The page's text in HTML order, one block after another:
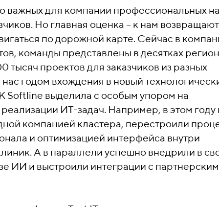
важных для компании профессиональных
Но главная оценка – к нам
по дорожной карте. Сейчас в
команды представлены в десятках
проектов для заказчиков из разных
годом вхождения в новый
Softline выделила с особым упором на
ИТ-задач. Например, в этом
компанией кластера, перестроили
и оптимизацией интерфейса внутри
А в параллели успешно внедрили в
ИИ и выстроили интеграции с